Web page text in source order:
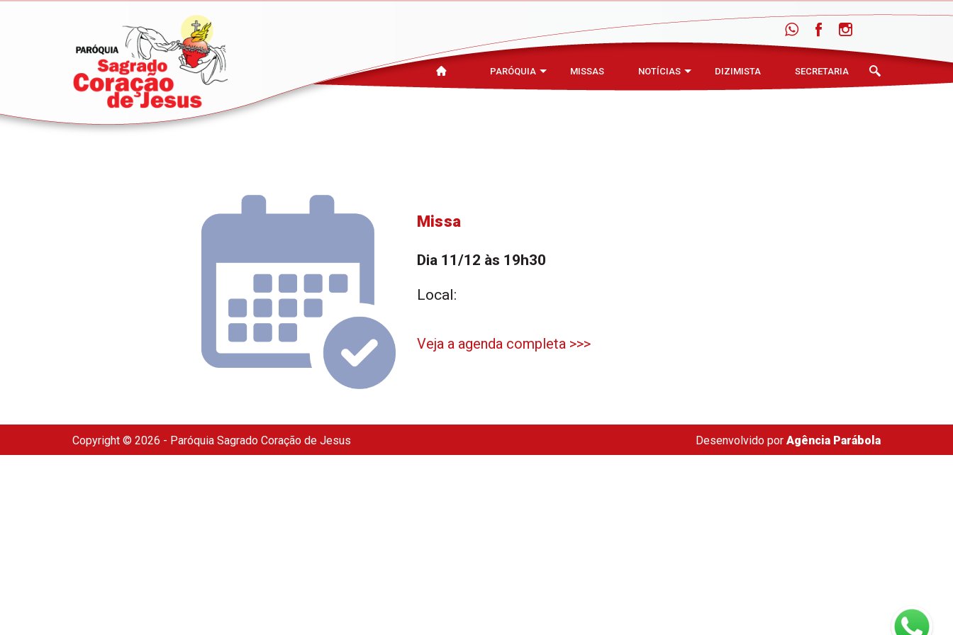
PARÓQUIA MISSAS NOTÍCIAS DIZIMISTA SECRETARIA
Missa
Dia 11/12 às 19h30
Local:
Veja a agenda completa >>>
Copyright © 2026 - Paróquia Sagrado Coração de Jesus Desenvolvido por Agência Parábola